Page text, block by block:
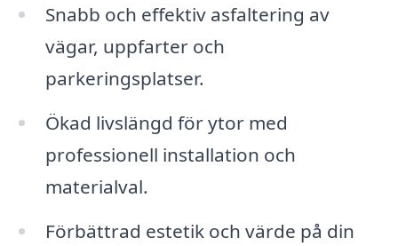
Snabb och effektiv asfaltering av
vägar, uppfarter och
parkeringsplatser.
Ökad livslängd för ytor med
professionell installation och
materialval.
Förbättrad estetik och värde på din